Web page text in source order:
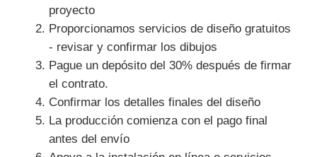
proyecto
Proporcionamos servicios de diseño gratuitos
- revisar y confirmar los dibujos
Pague un depósito del 30% después de firmar
el contrato.
Confirmar los detalles finales del diseño
La producción comienza con el pago final
antes del envío